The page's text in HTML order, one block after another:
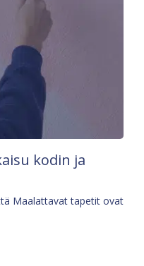
kodin ja
Maalattavat tapetit ovat